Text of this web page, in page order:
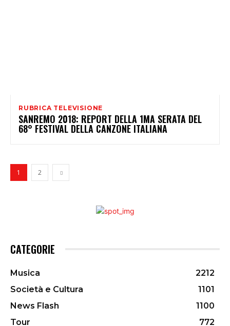
RUBRICA TELEVISIONE
SANREMO 2018: REPORT DELLA 1MA SERATA DEL
68° FESTIVAL DELLA CANZONE ITALIANA
1 2
CATEGORIE
Musica
2212
Società e Cultura
1101
News Flash
1100
Tour
772